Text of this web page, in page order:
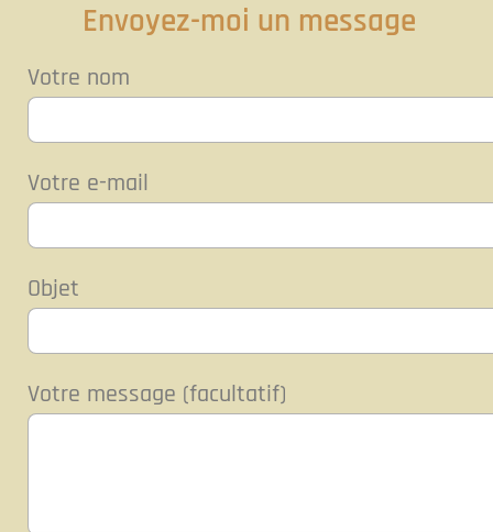
Envoyez-moi un message
Votre nom
Votre e-mail
Objet
Votre message (facultatif)